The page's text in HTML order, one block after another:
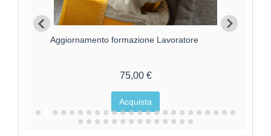
Aggiornamento formazione Lavoratore
75,00 €
Acquista